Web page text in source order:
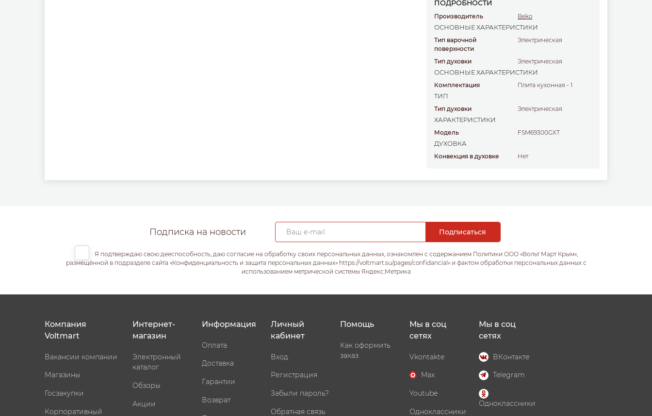
ПОДРОБНОСТИ
Производитель Beko
ОСНОВНЫЕ ХАРАКТЕРИСТИКИ
Тип варочной
поверхности
электрическая
Тип духовки электрическая
ОСНОВНЫЕ ХАРАКТЕРИСТИКИ
Комплектация Плита кухонная - 1
ТИП
Тип духовки электрическая
ХАРАКТЕРИСТИКИ
Модель FSM69300GXT
ДУХОВКА
Конвекция в духовке нет
Подписка на новости
Я подтверждаю свою дееспособность, даю согласие на обработку своих персональных данных, ознакомлен с содержанием Политики ООО «Вольт Март Крым»,
размещённой в подразделе сайта «Конфиденциальность и защита персональных данных» https://voltmart.su/pages/confidancial» и фактом обработки персональных данных с
использованием метрической системы Яндекс.Метрика
Компания
Voltmart
Вакансии компании
Магазины
Госзакупки
Корпоративный
Интернет-
магазин
Электронный
каталог
Обзоры
Акции
Информация
Оплата
Доставка
Гарантии
Возврат
Личный
кабинет
Вход
Регистрация
Забыли пароль?
Обратная связь
Помощь
Как оформить
заказ
Мы в соц
сетях
Vkontakte
Max
Youtube
Одноклассники
Мы в соц
сетях
ВКонтакте
Telegram
Одноклассники